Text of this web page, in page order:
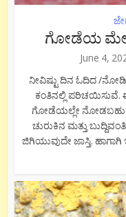
ಗೋಡೆಯ
June 4,
ನೀವಿಷ್ಟು ದಿನ ಓದಿದ /
ಕಂತಿನಲ್ಲಿ ಪರಿಚಯಿಸುವೆ.
ಗೋಡೆಯಲ್ಲೇ
ಚುರುಕಿನ ಮತ್ತು
ಜಿಗಿಯುವುದೇ ಜಾಸ್ತಿ.